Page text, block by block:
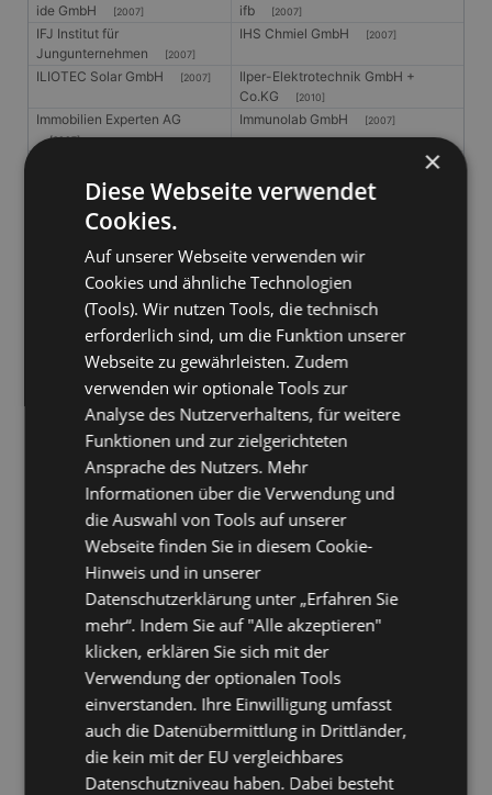
ide GmbH [2007] ifb [2007]
IFJ Institut für
Jungunternehmen
[2007]
IHS Chmiel GmbH [2007]
ILIOTEC Solar GmbH [2007]
Ilper-Elektrotechnik GmbH +
Co.KG
[2010]
Immobilien Experten AG
[2007]
Immunolab GmbH [2007]
[2007]
Ing.-Büro Groß Ing. Manfred und Waltraud Schulz
Ingenieurbuero EUKON Ingenieurbuero Michael Floerecke
Ingenieurbuero Pickler [2007] Ingenieurbüro Dr. Binneweis
[2007]
Ingenieurbüro Michael
Floerecke
[2007]
Innobrain AG[2010]
Innov8 Training & Consulting Inovasoft AG
Insource Management GmbH IPEK[2007]
iPoint systems GmbH [2007] IPSE Communication GmbH
is contact management ISS Facility Services GmbH
IT-Direkt GmbH[2021] IT2 GmbH
itdr corp[2007] ITML GmbH[2007]
ITS Nova GmbH [2007] J.W. Ostendorf GmbH & Co KG
Jaeger-Stuebli[2007] Jakob Schog[2007]
Jakob Willibald[2007] Jaufmann Waldemar
Jerzy Chrzaszczak[2007] Jh-ITC [2010]
JKNT Netzwerktechnik
[2007]
Joachim Guetter[2007]
Joachim Lohmann
×
Diese Webseite verwendet
Cookies.
Auf unserer Webseite verwenden wir
Cookies und ähnliche Technologien
(Tools). Wir nutzen Tools, die technisch
erforderlich sind, um die Funktion unserer
Webseite zu gewährleisten. Zudem
verwenden wir optionale Tools zur
Analyse des Nutzerverhaltens, für weitere
Funktionen und zur zielgerichteten
Ansprache des Nutzers. Mehr
Informationen über die Verwendung und
die Auswahl von Tools auf unserer
Webseite finden Sie in diesem Cookie-
Hinweis und in unserer
Datenschutzerklärung unter „Erfahren Sie
mehr“. Indem Sie auf "Alle akzeptieren"
klicken, erklären Sie sich mit der
Verwendung der optionalen Tools
einverstanden. Ihre Einwilligung umfasst
auch die Datenübermittlung in Drittländer,
die kein mit der EU vergleichbares
Datenschutzniveau haben. Dabei besteht